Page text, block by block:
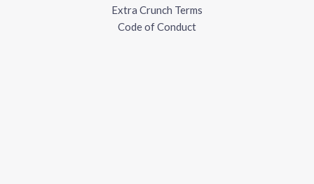
Extra Crunch Terms
Code of Conduct